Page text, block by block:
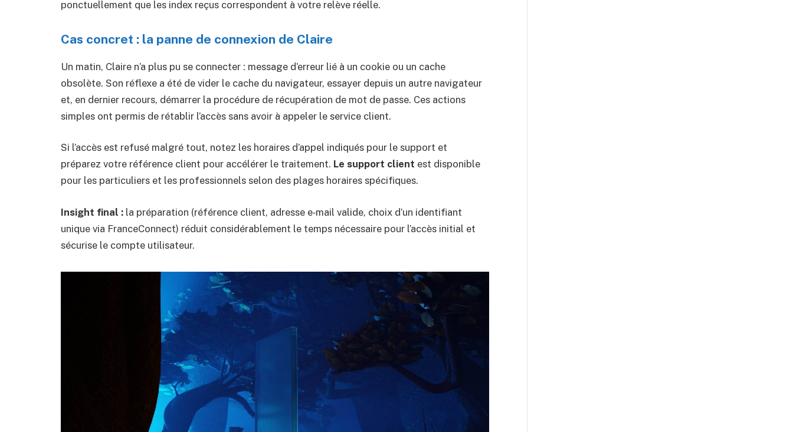
ponctuellement que les index reçus correspondent à votre relève réelle.
Cas concret : la panne de connexion de Claire
Un matin, Claire n’a plus pu se connecter : message d’erreur lié à un cookie ou un cache
obsolète. Son réflexe a été de vider le cache du navigateur, essayer depuis un autre navigateur
et, en dernier recours, démarrer la procédure de récupération de mot de passe. Ces actions
simples ont permis de rétablir l’accès sans avoir à appeler le service client.
Si l’accès est refusé malgré tout, notez les horaires d’appel indiqués pour le support et
préparez votre référence client pour accélérer le traitement. Le support client est disponible
pour les particuliers et les professionnels selon des plages horaires spécifiques.
Insight final : la préparation (référence client, adresse e‑mail valide, choix d’un identifiant
unique via FranceConnect) réduit considérablement le temps nécessaire pour l’accès initial et
sécurise le compte utilisateur.